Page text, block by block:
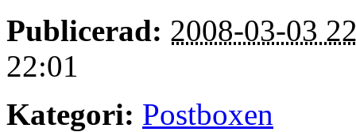
Publicerad: 2008-03-03
22:01
Kategori: Postboxen